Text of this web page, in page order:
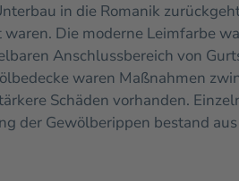
in die Romanik
waren. Die moderne Leimfarbe
Anschlussbereich von
waren Maßnahmen
Schäden vorhanden.
der Gewölberippen bestand